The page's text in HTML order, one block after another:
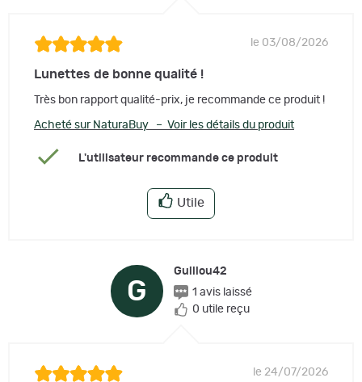
le 03/08/2026
Lunettes de bonne qualité !
Très bon rapport qualité-prix, je recommande ce produit !
Acheté sur NaturaBuy – Voir les détails du produit
L'utilisateur recommande ce produit
Utile
G
Guillou42
1 avis laissé
0 utile reçu
le 24/07/2026